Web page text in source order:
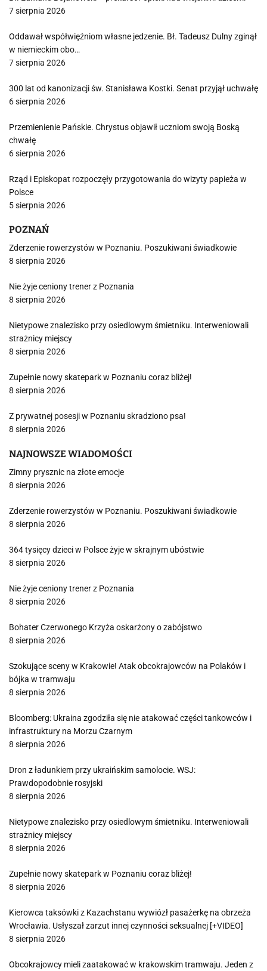
7 sierpnia 2026
Oddawał współwięźniom własne jedzenie. Bł. Tadeusz Dulny zginął
w niemieckim obo…
7 sierpnia 2026
300 lat od kanonizacji św. Stanisława Kostki. Senat przyjął uchwałę
6 sierpnia 2026
Przemienienie Pańskie. Chrystus objawił uczniom swoją Boską
chwałę
6 sierpnia 2026
Rząd i Episkopat rozpoczęły przygotowania do wizyty papieża w
Polsce
5 sierpnia 2026
POZNAŃ
Zderzenie rowerzystów w Poznaniu. Poszukiwani świadkowie
8 sierpnia 2026
Nie żyje ceniony trener z Poznania
8 sierpnia 2026
Nietypowe znalezisko przy osiedlowym śmietniku. Interweniowali
strażnicy miejscy
8 sierpnia 2026
Zupełnie nowy skatepark w Poznaniu coraz bliżej!
8 sierpnia 2026
Z prywatnej posesji w Poznaniu skradziono psa!
8 sierpnia 2026
NAJNOWSZE WIADOMOŚCI
Zimny prysznic na złote emocje
8 sierpnia 2026
Zderzenie rowerzystów w Poznaniu. Poszukiwani świadkowie
8 sierpnia 2026
364 tysięcy dzieci w Polsce żyje w skrajnym ubóstwie
8 sierpnia 2026
Nie żyje ceniony trener z Poznania
8 sierpnia 2026
Bohater Czerwonego Krzyża oskarżony o zabójstwo
8 sierpnia 2026
Szokujące sceny w Krakowie! Atak obcokrajowców na Polaków i
bójka w tramwaju
8 sierpnia 2026
Bloomberg: Ukraina zgodziła się nie atakować części tankowców i
infrastruktury na Morzu Czarnym
8 sierpnia 2026
Dron z ładunkiem przy ukraińskim samolocie. WSJ:
Prawdopodobnie rosyjski
8 sierpnia 2026
Nietypowe znalezisko przy osiedlowym śmietniku. Interweniowali
strażnicy miejscy
8 sierpnia 2026
Zupełnie nowy skatepark w Poznaniu coraz bliżej!
8 sierpnia 2026
Kierowca taksówki z Kazachstanu wywiózł pasażerkę na obrzeża
Wrocławia. Usłyszał zarzut innej czynności seksualnej [+VIDEO]
8 sierpnia 2026
Obcokrajowcy mieli zaatakować w krakowskim tramwaju. Jeden z